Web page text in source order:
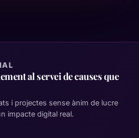
al servei de causes que
i projectes sense ànim de lucre
impacte digital real.